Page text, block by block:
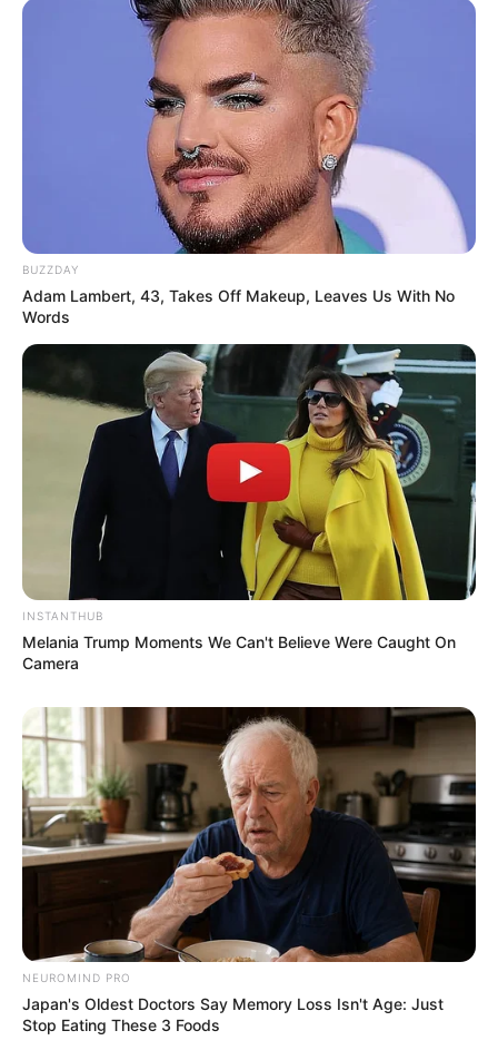
BUZZDAY
Adam Lambert, 43, Takes Off Makeup, Leaves Us With No
Words
INSTANTHUB
Melania Trump Moments We Can't Believe Were Caught On
Camera
NEUROMIND PRO
Japan's Oldest Doctors Say Memory Loss Isn't Age: Just
Stop Eating These 3 Foods